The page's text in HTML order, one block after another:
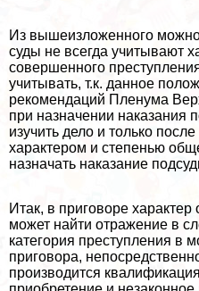
Из вышеизложенного
суды не всегда учитывают
совершенного
учитывать, т.к. данное
рекомендаций Пленума
при назначении наказания
изучить дело и только
хаpaктером и степенью
назначать наказание
Итак, в приговоре
может найти отражение в
категория преступления в
приговора,
производится